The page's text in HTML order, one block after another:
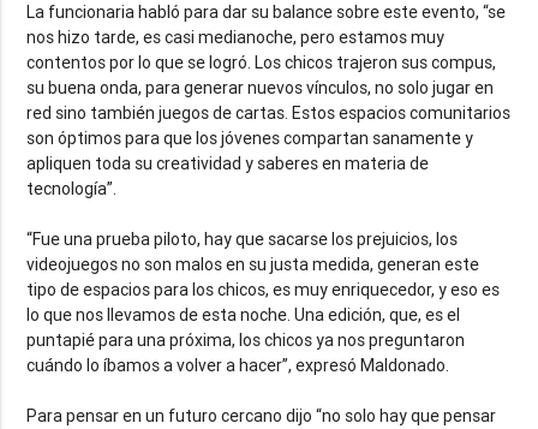
La funcionaria habló para dar su balance sobre este evento, “se
nos hizo tarde, es casi medianoche, pero estamos muy
contentos por lo que se logró. Los chicos trajeron sus compus,
su buena onda, para generar nuevos vínculos, no solo jugar en
red sino también juegos de cartas. Estos espacios comunitarios
son óptimos para que los jóvenes compartan sanamente y
apliquen toda su creatividad y saberes en materia de
tecnología”.
“Fue una prueba piloto, hay que sacarse los prejuicios, los
videojuegos no son malos en su justa medida, generan este
tipo de espacios para los chicos, es muy enriquecedor, y eso es
lo que nos llevamos de esta noche. Una edición, que, es el
puntapié para una próxima, los chicos ya nos preguntaron
cuándo lo íbamos a volver a hacer”, expresó Maldonado.
Para pensar en un futuro cercano dijo “no solo hay que pensar